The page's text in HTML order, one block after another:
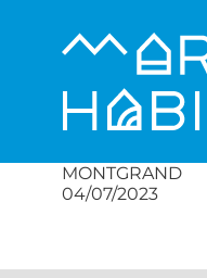
MONTGRAND
04/07/2023